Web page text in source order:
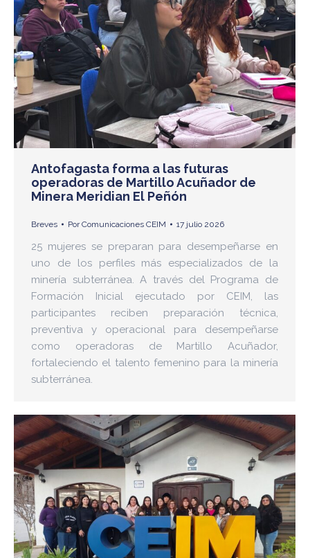
Antofagasta forma a las futuras
operadoras de Martillo Acuñador de
Minera Meridian El Peñón
Breves PorComunicaciones CEIM 17 julio 2026
25 mujeres se preparan para desempeñarse en
uno de los perfiles más especializados de la
minería subterránea. A través del Programa de
Formación Inicial ejecutado por CEIM, las
participantes reciben preparación técnica,
preventiva y operacional para desempeñarse
como operadoras de Martillo Acuñador,
fortaleciendo el talento femenino para la minería
subterránea.